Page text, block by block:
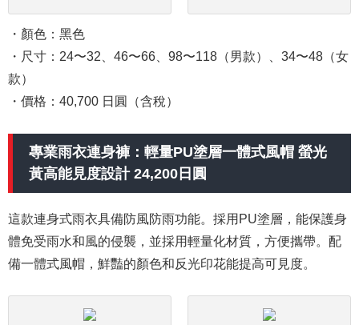
・顏色：黑色
・尺寸：24〜32、46〜66、98〜118（男款）、34〜48（女
款）
・價格：40,700 日圓（含稅）
專業雨衣連身褲：輕量PU塗層一體式風帽 螢光
黃高能見度設計 24,200日圓
這款連身式雨衣具備防風防雨功能。採用PU塗層，能保護身
體免受雨水和風的侵襲，並採用輕量化材質，方便攜帶。配
備一體式風帽，鮮豔的顏色和反光印花能提高可見度。